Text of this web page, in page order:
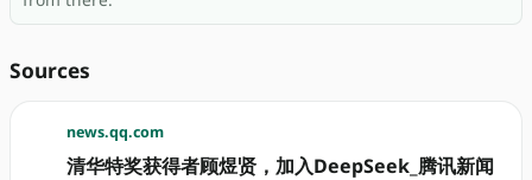
Sources
news.qq.com
清华特奖获得者顾煜贤，加入DeepSeek_腾讯新闻